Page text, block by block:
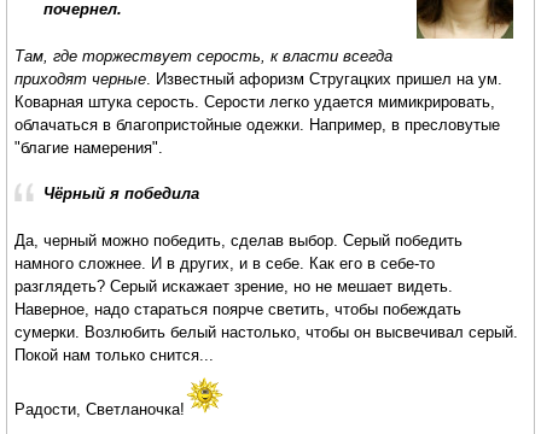
почернел.
Там, где торжествует серость, к власти всегда
приходят черные . Известный афоризм Стругацких пришел на ум.
Коварная штука серость. Серости легко удается мимикрировать,
облачаться в благопристойные одежки. Например, в пресловутые
"благие намерения".
Чёрный я победила
Да, черный можно победить, сделав выбор. Серый победить
намного сложнее. И в других, и в себе. Как его в себе-то
разглядеть? Серый искажает зрение, но не мешает видеть.
Наверное, надо стараться поярче светить, чтобы побеждать
сумерки. Возлюбить белый настолько, чтобы он высвечивал серый.
Покой нам только снится...
Радости, Светланочка!